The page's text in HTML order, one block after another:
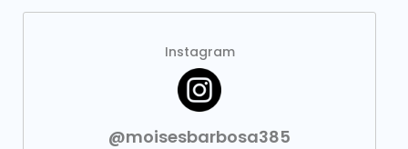
Instagram
@moisesbarbosa385